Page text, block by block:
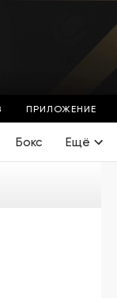
ПРИЛОЖЕНИЕ
Бокс Ещё